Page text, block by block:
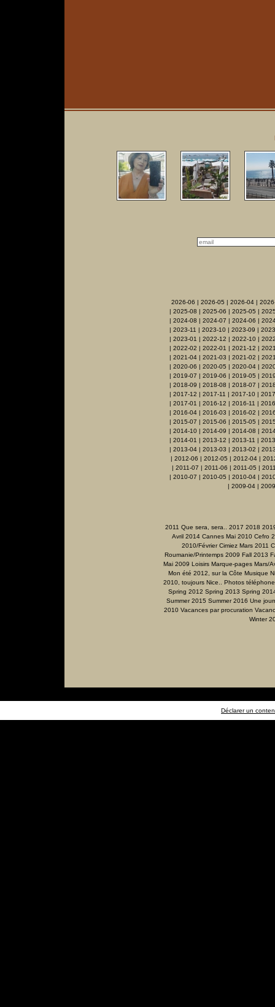
2026-06 | 2026-05 | 2026-04 |
| 2025-08 | 2025-06 | 2025-05 |
| 2024-08 | 2024-07 | 2024-06 |
| 2023-11 | 2023-10 | 2023-09 |
| 2023-01 | 2022-12 | 2022-10|
| 2022-02 | 2022-01 | 2021-12 |
| 2021-04| 2021-03 | 2021-02 |
| 2020-06 | 2020-05 | 2020-04 |
| 2019-07 | 2019-06 | 2019-05 |
| 2018-09 | 2018-08 | 2018-07 |
| 2017-12 | 2017-11 | 2017-10 |
| 2017-01 | 2016-12 | 2016-11 |
| 2016-04 | 2016-03 | 2016-02 |
| 2015-07 | 2015-06 | 2015-05 |
| 2014-10| 2014-09 | 2014-08 |
| 2014-01 | 2013-12 | 2013-11 |
| 2013-04 | 2013-03 | 2013-02 |
| 2012-06 | 2012-05 | 2012-04 |
| 2011-07 | 2011-06 | 2011-05 |
| 2010-07 | 2010-05 | 2010-04 |
| 2009-04 |
2011 Que sera, sera.. 2017 2018
Avril 2014 Cannes Mai 2010 Cefro
2010/Février Cimiez Mars 2011
Roumanie/Printemps 2009 Fall 2013
Mai 2009 Loisirs Marque-pages Mars/
Mon été 2012, sur la Côte Musique
2010, toujours Nice.. Photos téléphone
Spring 2012 Spring 2013 Spring
Summer 2015 Summer 2016 Une
2010 Vacances par procuration
Winter
Déclarer un